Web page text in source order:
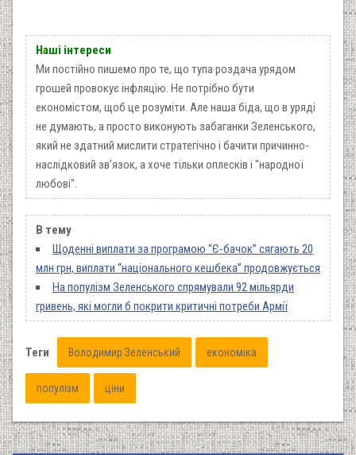
Наші інтереси
Ми постійно пишемо про те, що тупа роздача урядом
грошей провокує інфляцію. Не потрібно бути
економістом, щоб це розуміти. Але наша біда, що в уряді
не думають, а просто виконують забаганки Зеленського,
який не здатний мислити стратегічно і бачити причинно-
наслідковий зв'язок, а хоче тільки оплесків і "народної
любові".
В тему
Щоденні виплати за програмою “Є-бачок” сягають 20
млн грн, виплати “національного кешбека” продовжується
На популізм Зеленського спрямували 92 мільярди
гривень, які могли б покрити критичні потреби Армії
Теги Володимир Зеленський економіка
популізм ціни